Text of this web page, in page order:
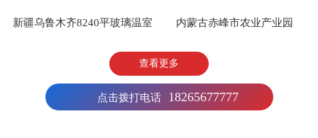
新疆乌鲁木齐8240平玻璃温室 内蒙古赤峰市农业产业园
查看更多
点击拨打电话 18265677777